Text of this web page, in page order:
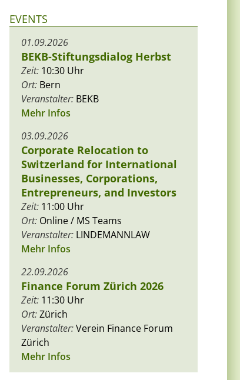
EVENTS
01.09.2026
BEKB-Stiftungsdialog Herbst
Zeit: 10:30 Uhr
Ort: Bern
Veranstalter: BEKB
Mehr Infos
03.09.2026
Corporate Relocation to
Switzerland for International
Businesses, Corporations,
Entrepreneurs, and Investors
Zeit: 11:00 Uhr
Ort: Online / MS Teams
Veranstalter: LINDEMANNLAW
Mehr Infos
22.09.2026
Finance Forum Zürich 2026
Zeit: 11:30 Uhr
Ort:Zürich
Veranstalter:Verein Finance Forum
Zürich
Mehr Infos